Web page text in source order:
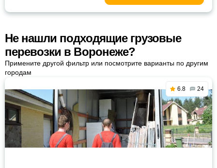
Не нашли подходящие грузовые
перевозки в Воронеже?
Примените другой фильтр или посмотрите варианты по другим
городам
6.8 24